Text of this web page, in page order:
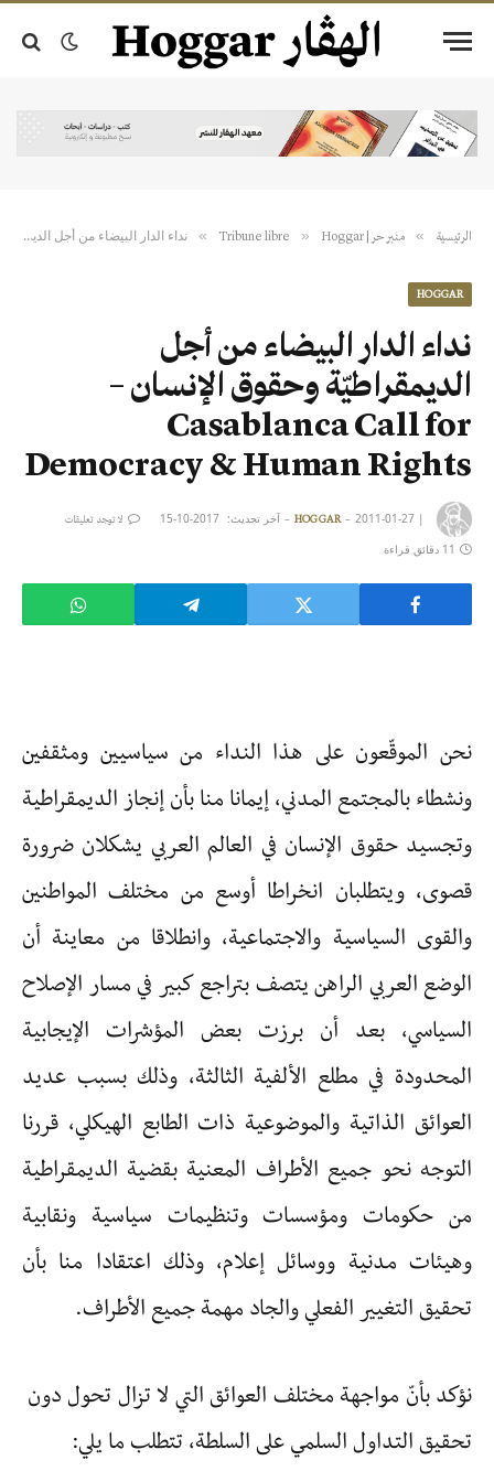
الرئيسية » منبر حر | Tribune libre » Hoggar
» نداء الدار البيضاء من أجل الديمقراطيّة وحقوق الإنسان – Casablanca Call for Democracy & Human Rights
HOGGAR
نداء الدار البيضاء من أجل
الديمقراطيّة وحقوق الإنسان –
Casablanca Call for
Democracy & Human Rights
|
HOGGAR 2011-01-27 آخر تحديث: 2017-10-15 لا توجد تعليقات
11 دقائق قراءة
نحن الموقّعون على هذا النداء من سياسيين ومثقفين
ونشطاء بالمجتمع المدني، إيمانا منا بأن إنجاز الديمقراطية
وتجسيد حقوق الإنسان في العالم العربي يشكلان ضرورة
قصوى، ويتطلبان انخراطا أوسع من مختلف المواطنين
والقوى السياسية والاجتماعية، وانطلاقا من معاينة أن
الوضع العربي الراهن يتصف بتراجع كبير في مسار الإصلاح
السياسي، بعد أن برزت بعض المؤشرات الإيجابية
المحدودة في مطلع الألفية الثالثة، وذلك بسبب عديد
العوائق الذاتية والموضوعية ذات الطابع الهيكلي، قررنا
التوجه نحو جميع الأطراف المعنية بقضية الديمقراطية
من حكومات ومؤسسات وتنظيمات سياسية ونقابية
وهيئات مدنية ووسائل إعلام، وذلك اعتقادا منا بأن
تحقيق التغيير الفعلي والجاد مهمة جميع الأطراف.
نؤكد بأنّ مواجهة مختلف العوائق التي لا تزال تحول دون
تحقيق التداول السلمي على السلطة، تتطلب ما يلي: